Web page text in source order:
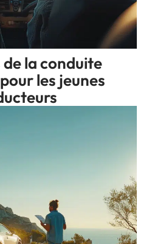
la conduite
les jeunes